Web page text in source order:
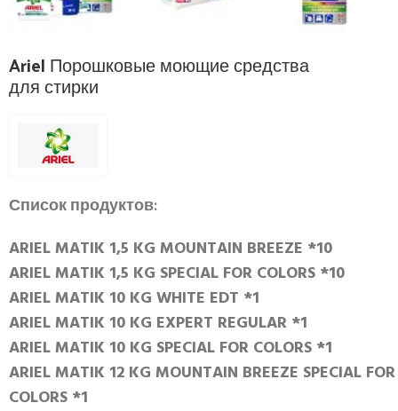
Ariel Порошковые моющие средства
для стирки
Список продуктов:
ARIEL MATIK 1,5 KG MOUNTAIN BREEZE *10
ARIEL MATIK 1,5 KG SPECIAL FOR COLORS *10
ARIEL MATIK 10 KG WHITE EDT *1
ARIEL MATIK 10 KG EXPERT REGULAR *1
ARIEL MATIK 10 KG SPECIAL FOR COLORS *1
ARIEL MATIK 12 KG MOUNTAIN BREEZE SPECIAL FOR
COLORS *1